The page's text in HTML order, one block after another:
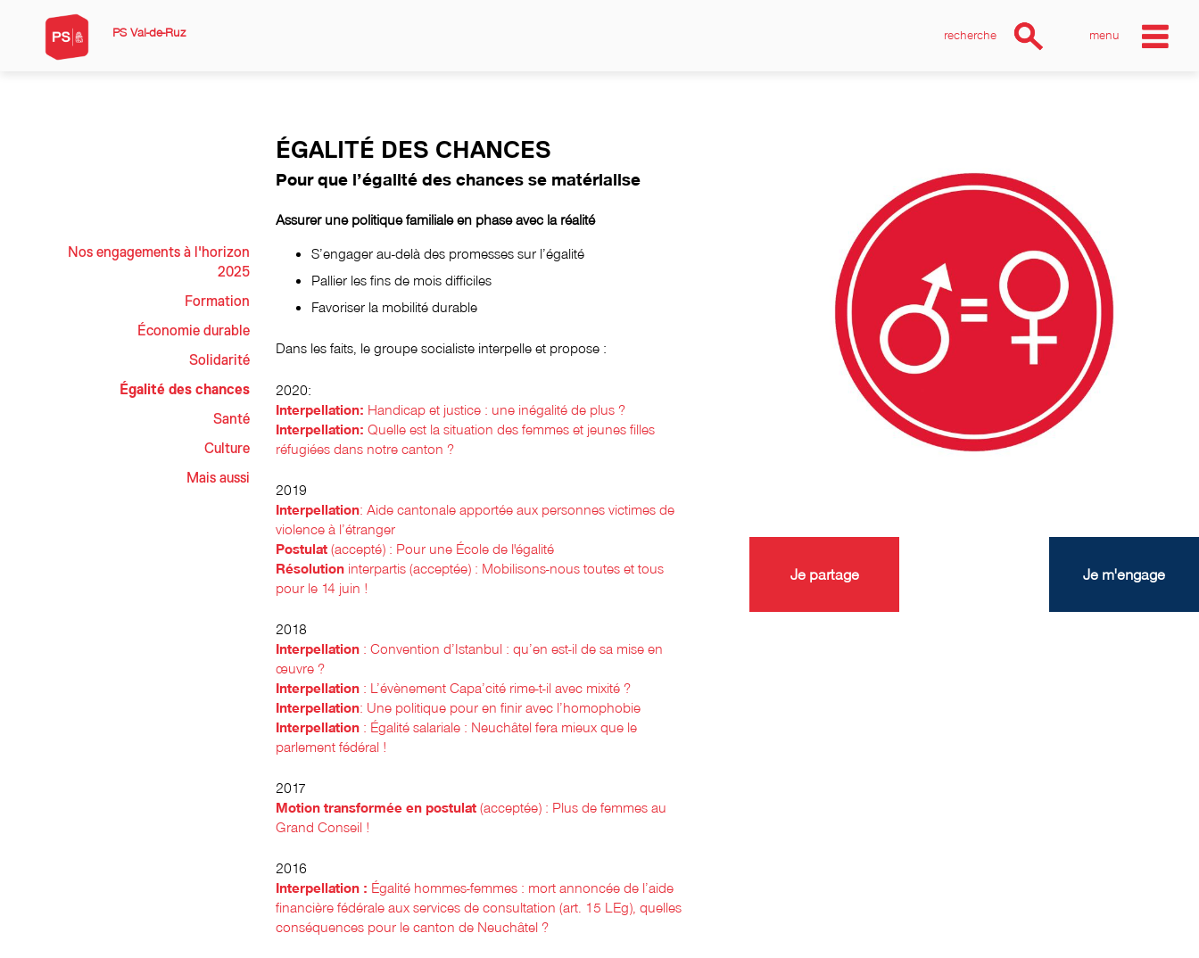
PS Val-de-Ruz menu
recherche
Nos engagements à l'horizon
2025
Formation
Économie durable
Solidarité
Égalité des chances
Santé
Culture
Mais aussi
ÉGALITÉ DES CHANCES
Pour que l’égalité des chances se matérialise
Assurer une politique familiale en phase avec la réalité
S’engager au-delà des promesses sur l’égalité
Pallier les fins de mois difficiles
Favoriser la mobilité durable
Dans les faits, le groupe socialiste interpelle et propose :
2020:
Interpellation: Handicap et justice : une inégalité de plus ?
Interpellation: Quelle est la situation des femmes et jeunes filles
réfugiées dans notre canton ?
2019
Interpellation: Aide cantonale apportée aux personnes victimes de
violence à l’étranger
Postulat (accepté) : Pour une École de l'égalité
Résolution interpartis (acceptée) : Mobilisons-nous toutes et tous
pour le 14 juin !
2018
Interpellation : Convention d’Istanbul : qu’en est-il de sa mise en
œuvre ?
Interpellation : L’évènement Capa’cité rime-t-il avec mixité ?
Interpellation: Une politique pour en finir avec l’homophobie
Interpellation : Égalité salariale : Neuchâtel fera mieux que le
parlement fédéral !
2017
Motion transformée en postulat(acceptée) : Plus de femmes au
Grand Conseil !
2016
Interpellation : Égalité hommes-femmes : mort annoncée de l’aide
financière fédérale aux services de consultation (art. 15 LEg), quelles
conséquences pour le canton de Neuchâtel ?
Je partage Je m'engage